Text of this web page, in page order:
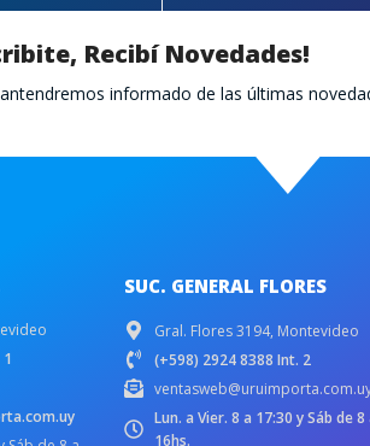
Recibí Novedades!
informado de las últimas
SUC. GENERAL FLORES
Gral. Flores 3194, Montevideo
(+598) 2924 8388 Int. 2
Lun. a Vier. 8 a 17:30 y Sáb de 8
16hs.